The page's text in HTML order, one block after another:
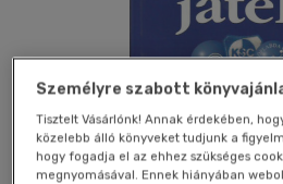
Személyre szabott
Tisztelt Vásárlónk! Annak érdekében,
közelebb álló könyveket tudjunk a
hogy fogadja el az ehhez szükséges
megnyomásával. Ennek hiányában